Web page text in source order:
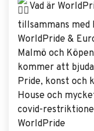
Vad är
tillsammans med
WorldPride &
Malmö och
kommer att
Pride, konst och
House och
covid-
WorldPride